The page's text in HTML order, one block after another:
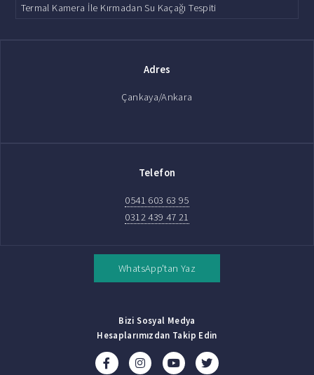
Termal Kamera İle Kırmadan Su Kaçağı Tespiti
Adres
Çankaya/Ankara
Telefon
0541 603 63 95
0312 439 47 21
WhatsApp'tan Yaz
Bizi Sosyal Medya
Hesaplarımızdan Takip Edin